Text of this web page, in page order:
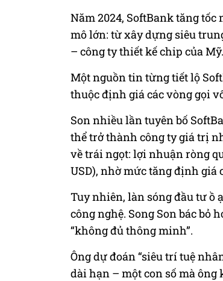
Năm 2024, SoftBank tăng
mô lớn: từ xây dựng siêu
– công ty thiết kế chip của Mỹ.
Một nguồn tin từng tiết lộ
thuộc định giá các vòng gọi
Son nhiều lần tuyên bố
thể trở thành công ty giá trị
về trái ngọt: lợi nhuận ròng
USD), nhờ mức tăng định giá
Tuy nhiên, làn sóng đầu tư ồ
công nghệ. Song Son bác
“không đủ thông minh”.
Ông dự đoán “siêu trí tuệ
dài hạn – một con số mà